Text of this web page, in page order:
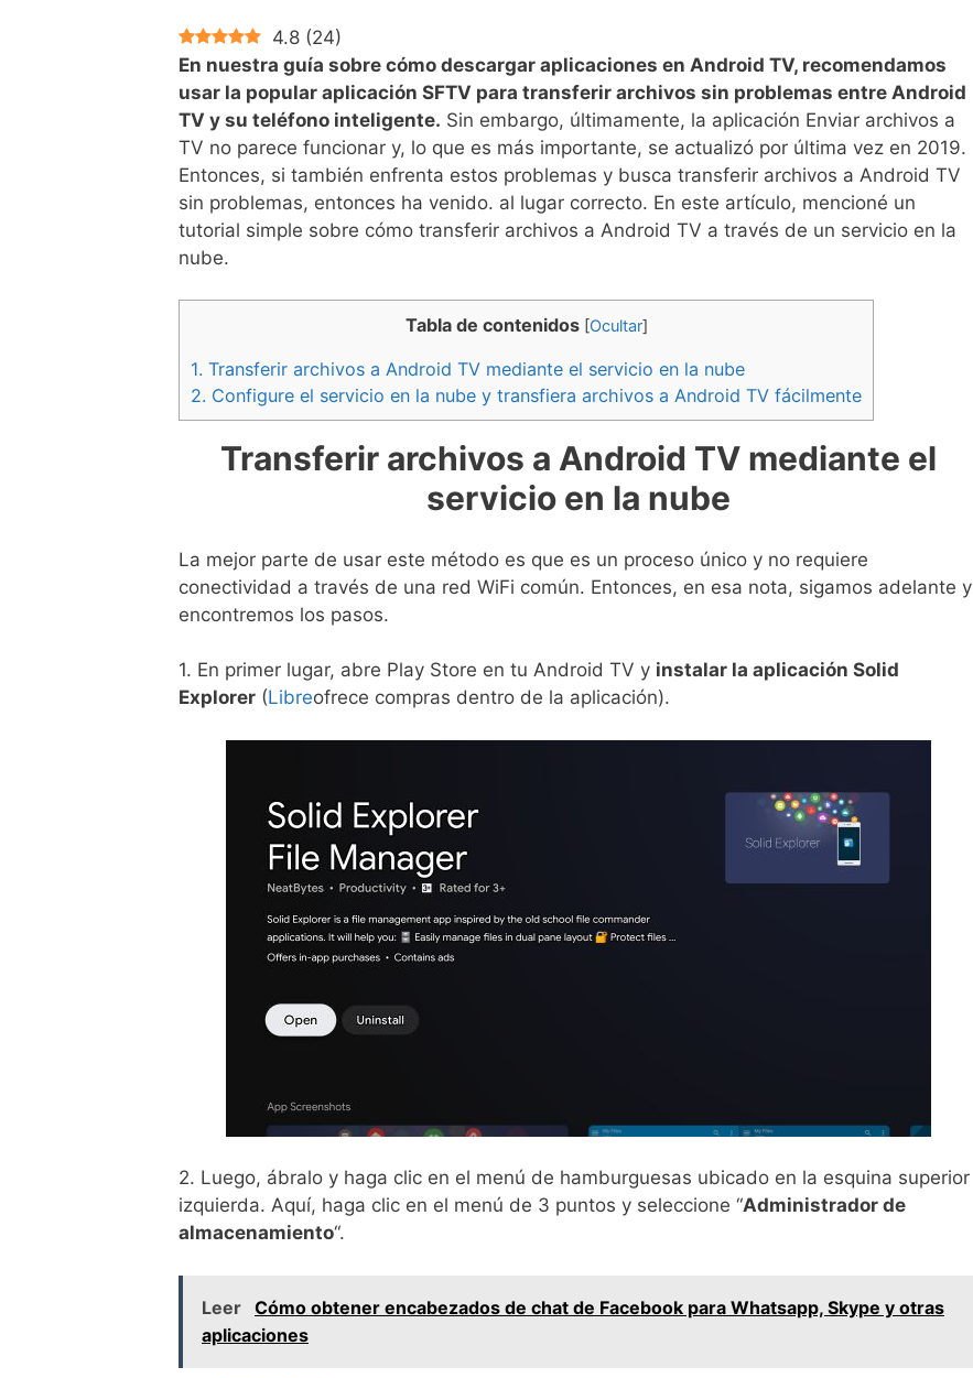
4.8 (24)
En nuestra guía sobre cómo descargar aplicaciones en Android TV, recomendamos
usar la popular aplicación SFTV para transferir archivos sin problemas entre Android
TV y su teléfono inteligente. Sin embargo, últimamente, la aplicación Enviar archivos a
TV no parece funcionar y, lo que es más importante, se actualizó por última vez en 2019.
Entonces, si también enfrenta estos problemas y busca transferir archivos a Android TV
sin problemas, entonces ha venido. al lugar correcto. En este artículo, mencioné un
tutorial simple sobre cómo transferir archivos a Android TV a través de un servicio en la
nube.
Tabla de contenidos [Ocultar]
1. Transferir archivos a Android TV mediante el servicio en la nube
2. Configure el servicio en la nube y transfiera archivos a Android TV fácilmente
Transferir archivos a Android TV mediante el
servicio en la nube
La mejor parte de usar este método es que es un proceso único y no requiere
conectividad a través de una red WiFi común. Entonces, en esa nota, sigamos adelante y
encontremos los pasos.
1. En primer lugar, abre Play Store en tu Android TV y instalar la aplicación Solid
Explorer (Libreofrece compras dentro de la aplicación).
2. Luego, ábralo y haga clic en el menú de hamburguesas ubicado en la esquina superior
izquierda. Aquí, haga clic en el menú de 3 puntos y seleccione “Administrador de
almacenamiento“.
Leer Cómo obtener encabezados de chat de Facebook para Whatsapp, Skype y otras
aplicaciones